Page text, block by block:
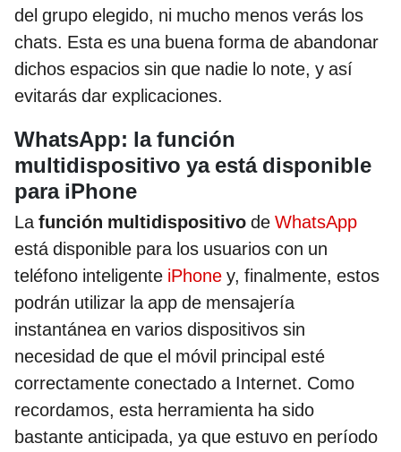
del grupo elegido, ni mucho menos verás los
chats. Esta es una buena forma de abandonar
dichos espacios sin que nadie lo note, y así
evitarás dar explicaciones.
WhatsApp: la función
multidispositivo ya está disponible
para iPhone
Lafunción multidispositivo de WhatsApp
está disponible para los usuarios con un
teléfono inteligente iPhone y, finalmente, estos
podrán utilizar la app de mensajería
instantánea en varios dispositivos sin
necesidad de que el móvil principal esté
correctamente conectado a Internet. Como
recordamos, esta herramienta ha sido
bastante anticipada, ya que estuvo en período